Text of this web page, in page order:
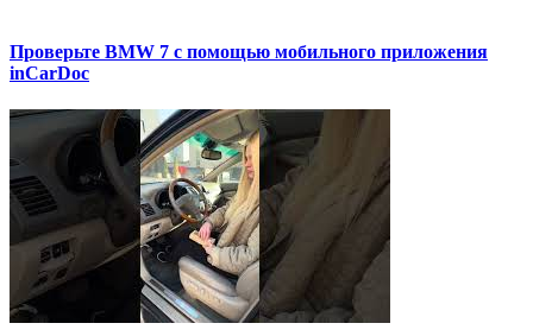
Проверьте BMW 7 с помощью мобильного приложения
inCarDoc